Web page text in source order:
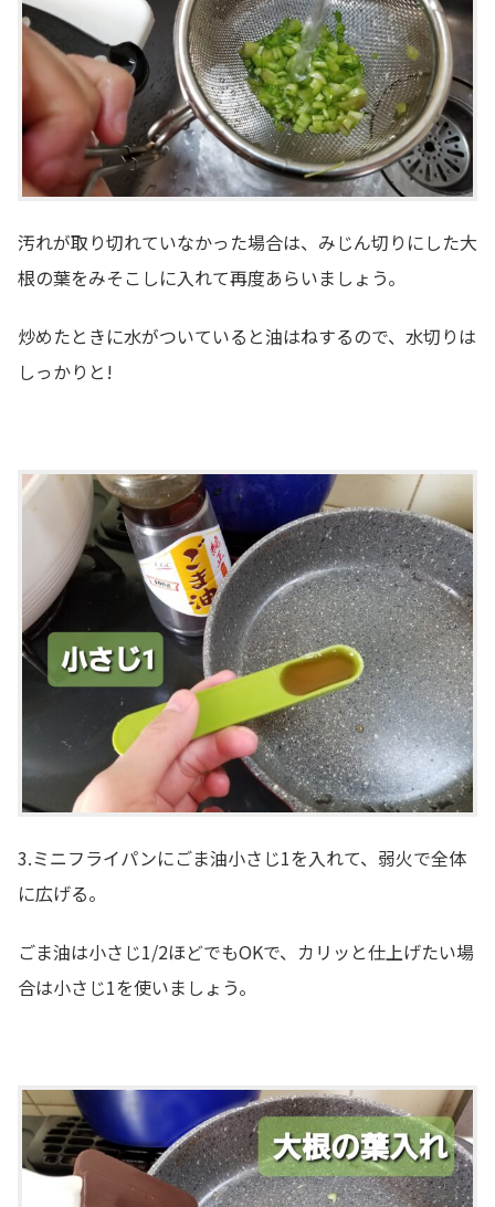
汚れが取り切れていなかった場合は、みじん切りにした大
根の葉をみそこしに入れて再度あらいましょう。
炒めたときに水がついていると油はねするので、水切りは
しっかりと!
3.ミニフライパンにごま油小さじ1を入れて、弱火で全体
に広げる。
ごま油は小さじ1/2ほどでもOKで、カリッと仕上げたい場
合は小さじ1を使いましょう。